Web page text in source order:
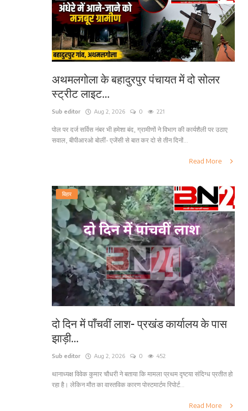
अथमलगोला के बहादुरपुर पंचायत में दो सोलर
स्ट्रीट लाइट...
Sub editor Aug 2, 2026 0 221
पोल पर दर्ज सर्विस नंबर भी हमेशा बंद, ग्रामीणों ने विभाग की कार्यशैली पर उठाए
सवाल, बीपीआरओ बोलीं- एजेंसी से बात कर दो से तीन दिनों...
Read More
बिहार
दो दिन में पाँचवीं लाश- प्रखंड कार्यालय के पास
झाड़ी...
Sub editor Aug 2, 2026 0 452
थानाध्यक्ष विवेक कुमार चौधरी ने बताया कि मामला प्रथम दृष्टया संदिग्ध प्रतीत हो
रहा है। लेकिन मौत का वास्तविक कारण पोस्टमार्टम रिपोर्ट...
Read More